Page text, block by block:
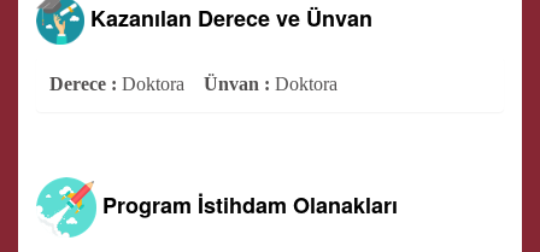
Kazanılan Derece ve Ünvan
Derece : Doktora Ünvan : Doktora
Program İstihdam Olanakları